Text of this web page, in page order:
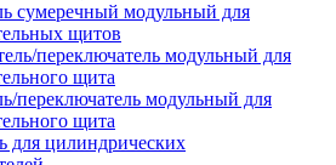
сумеречный модульный для
щитов
переключатель модульный для
щита